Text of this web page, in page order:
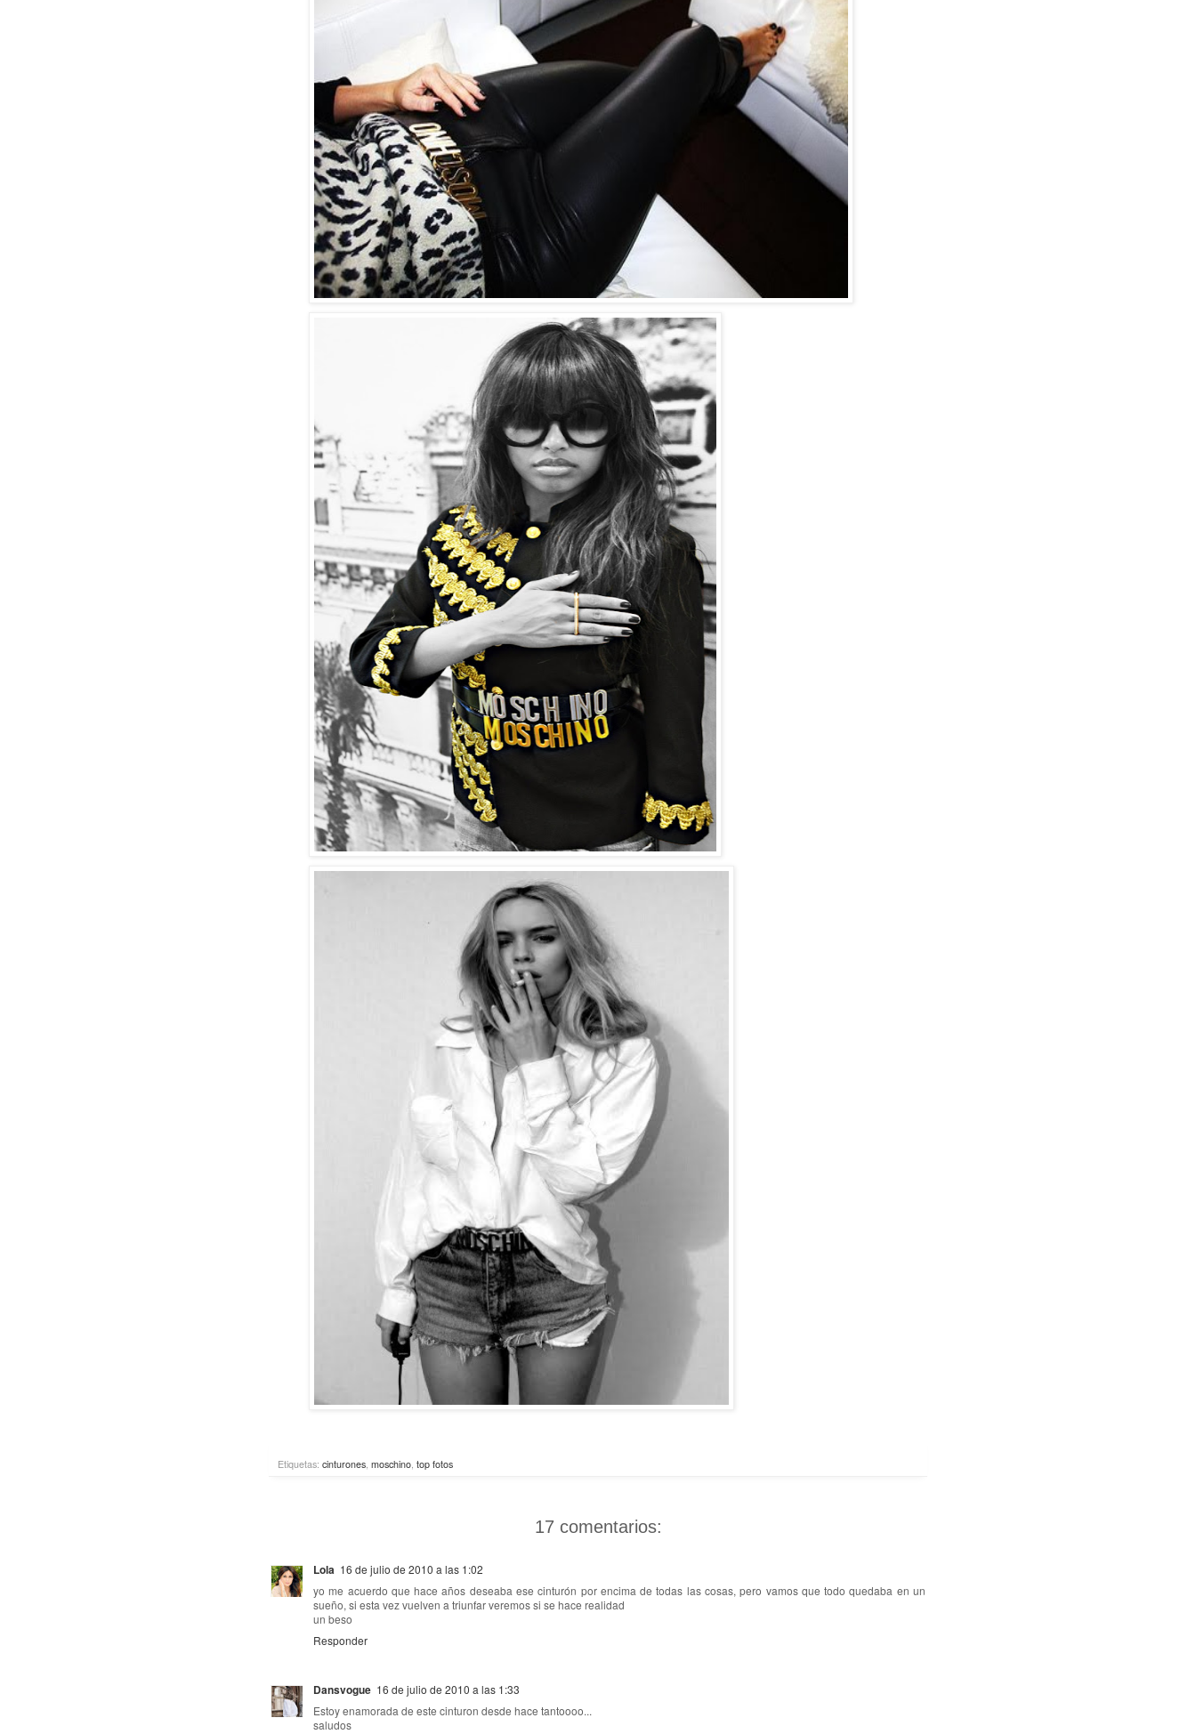
Etiquetas: cinturones, moschino, top fotos
17 comentarios:
Lola 16 de julio de 2010 a las 1:02
yo me acuerdo que hace años deseaba ese cinturón por encima de todas las cosas, pero vamos que todo quedaba en un
sueño, si esta vez vuelven a triunfar veremos si se hace realidad
un beso
Responder
Dansvogue 16 de julio de 2010 a las 1:33
Estoy enamorada de este cinturon desde hace tantoooo...
saludos